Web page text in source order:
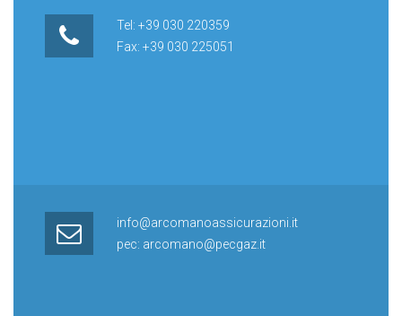
Tel: +39 030 220359
Fax: +39 030 225051
info@arcomanoassicurazioni.it
pec: arcomano@pecgaz.it